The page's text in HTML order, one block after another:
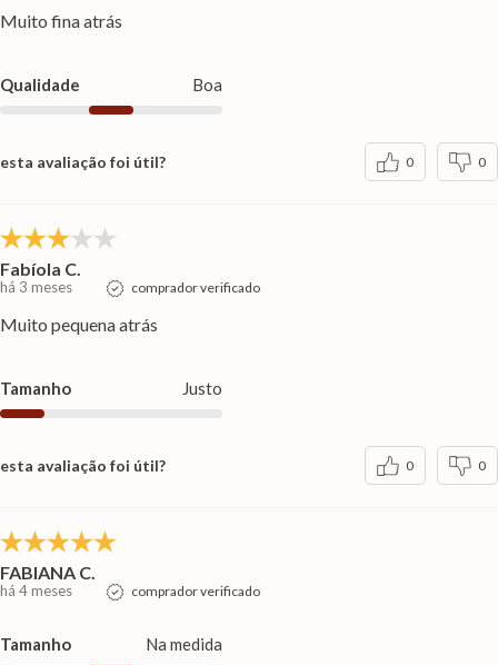
Muito fina atrás
Qualidade Boa
esta avaliação foi útil? 0 0
Fabíola C.
há 3 meses comprador verificado
Muito pequena atrás
Tamanho Justo
esta avaliação foi útil? 0 0
FABIANA C.
há 4 meses comprador verificado
Tamanho Na medida